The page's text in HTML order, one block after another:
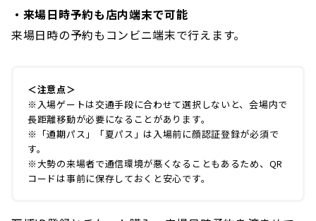
・来場日時予約も店内端末で可能
来場日時の予約もコンビニ端末で行えます。
＜注意点＞
※入場ゲートは交通手段に合わせて選択しないと、会場内で
長距離移動が必要になることがあります。
※「通期パス」「夏パス」は入場前に顔認証登録が必須で
す。
※大勢の来場者で通信環境が悪くなることもあるため、QR
コードは事前に保存しておくと安心です。